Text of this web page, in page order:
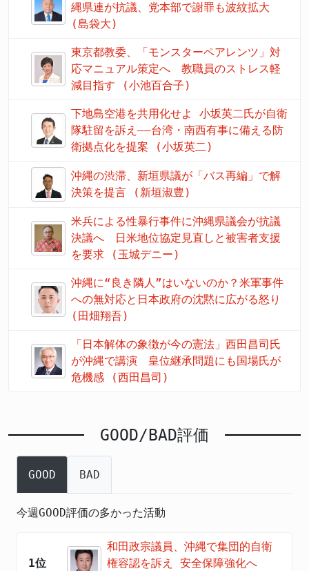
縄県連が抗議、党本部で謝罪も波紋拡大
(島袋大)
東京都教委、「モンスターペアレンツ」対
応マニュアル策定へ 教職員のストレス軽
減目指す (小池百合子)
下地島空港を共用化せよ 小坂英二氏が自衛
隊駐留を訴え――台湾・南西有事に備える防
衛拠点化を提案 (小坂英二)
沖縄の渋滞、新垣県議が「バス再編」で解
決策を提言 (新垣淑豊)
米兵による性暴行事件に沖縄県議会が抗議
決議へ 日米地位協定見直しと被害者支援
を要求 (玉城デニー)
沖縄に“良き隣人”はいないのか？米軍事件
への無対応と日本政府の沈黙に広がる怒り
(田畑翔吾)
「日本解体の象徴が今の憲法」西田昌司氏
が沖縄で講演 皇位継承問題にも国場氏が
危機感 (西田昌司)
GOOD/BAD評価
GOOD BAD
今週GOOD評価の多かった活動
1位
和田政宗議員、沖縄で集団的自衛
権容認を訴え 安全保障強化へ